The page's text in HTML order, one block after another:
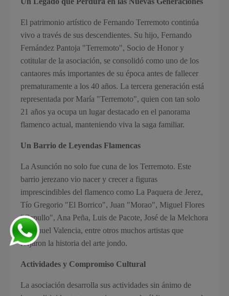
El patrimonio artístico de Fernando Terremoto continúa
vivo a través de sus descendientes. Su hijo, Fernando
Fernández Pantoja "Terremoto", Socio de Honor y
cotitular de la asociación, se consolidó como uno de los
cantaores más importantes de su época antes de fallecer
prematuramente a los 40 años. La tercera generación está
representada por María "Terremoto", quien con tan solo
21 años ya ocupa un lugar destacado en el panorama
flamenco actual, manteniendo viva la saga familiar.
Un Barrio de Leyendas Flamencas
La Asunción no solo fue cuna de los Terremoto. Este
barrio jerezano vio nacer y crecer a figuras
imprescindibles del flamenco como La Paquera de Jerez,
Tío Gregorio "El Borrico", Juan "Morao", Miguel Flores
"Capullo", Ana Peña, Luis de Pacote, José de la Melchora
y Manuel Valencia, entre otros muchos artistas que
forjaron la historia del arte jondo.
Actividades y Compromiso Cultural
La asociación desarrolla sus actividades sin ánimo de